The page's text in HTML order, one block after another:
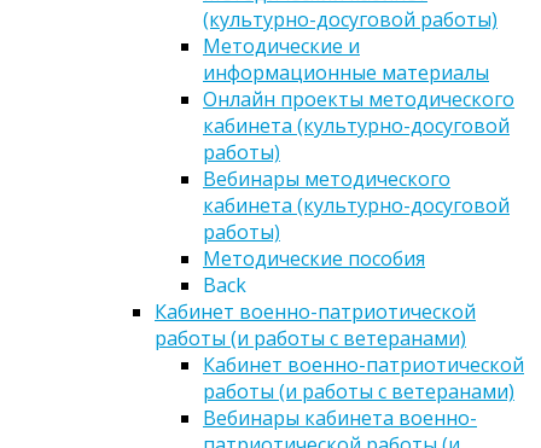
(культурно-досуговой работы)
Методические и
информационные материалы
Онлайн проекты методического
кабинета (культурно-досуговой
работы)
Вебинары методического
кабинета (культурно-досуговой
работы)
Методические пособия
Back
Кабинет военно-патриотической
работы (и работы с ветеранами)
Кабинет военно-патриотической
работы (и работы с ветеранами)
Вебинары кабинета военно-